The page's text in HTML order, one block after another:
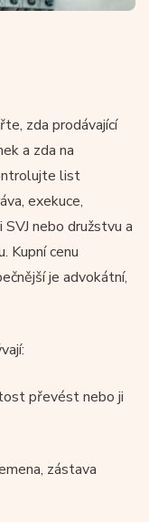
zda prodávající
a zda na
list
exekuce,
nebo družstvu a
Kupní cenu
je advokátní,
převést nebo ji
zástava